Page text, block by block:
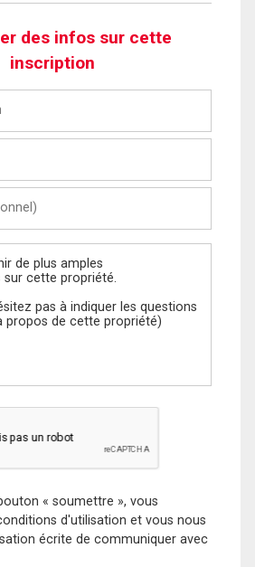
des infos sur cette
inscription
« soumettre », vous
d'utilisation et vous nous
écrite de communiquer avec